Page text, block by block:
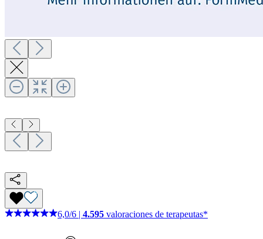
6,0/6 4.595 valoraciones de terapeutas*